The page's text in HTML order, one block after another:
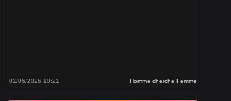
01/06/2026 10:21 Homme cherche Femme